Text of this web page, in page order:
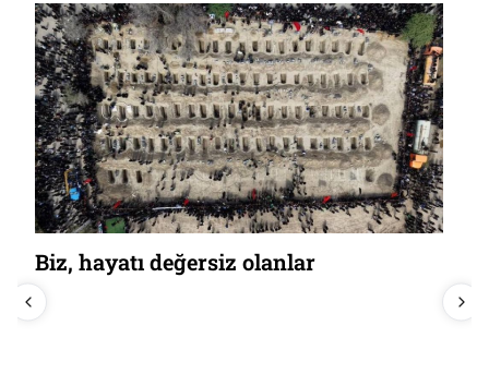
Biz, hayatı değersiz olanlar